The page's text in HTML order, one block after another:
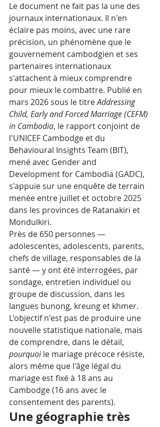
Le document ne fait pas la une des
journaux internationaux. Il n'en
éclaire pas moins, avec une rare
précision, un phénomène que le
gouvernement cambodgien et ses
partenaires internationaux
s'attachent à mieux comprendre
pour mieux le combattre. Publié en
mars 2026 sous le titre Addressing
Child, Early and Forced Marriage (CEFM)
in Cambodia, le rapport conjoint de
l'UNICEF Cambodge et du
Behavioural Insights Team (BIT),
mené avec Gender and
Development for Cambodia (GADC),
s'appuie sur une enquête de terrain
menée entre juillet et octobre 2025
dans les provinces de Ratanakiri et
Mondulkiri.
Près de 650 personnes —
adolescentes, adolescents, parents,
chefs de village, responsables de la
santé — y ont été interrogées, par
sondage, entretien individuel ou
groupe de discussion, dans les
langues bunong, kreung et khmer.
L'objectif n'est pas de produire une
nouvelle statistique nationale, mais
de comprendre, dans le détail,
pourquoi le mariage précoce résiste,
alors même que l'âge légal du
mariage est fixé à 18 ans au
Cambodge (16 ans avec le
consentement des parents).
Une géographie très